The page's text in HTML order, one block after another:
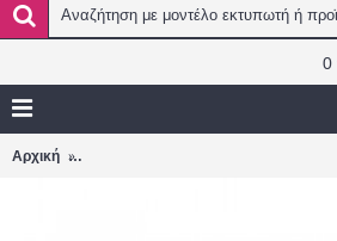
0
Αρχική